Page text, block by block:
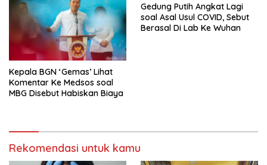
Kepala BGN ‘Gemas’ Lihat
Komentar Ke Medsos soal
MBG Disebut Habiskan Biaya
Gedung Putih Angkat Lagi
soal Asal Usul COVID, Sebut
Berasal Di Lab Ke Wuhan
Rekomendasi untuk kamu